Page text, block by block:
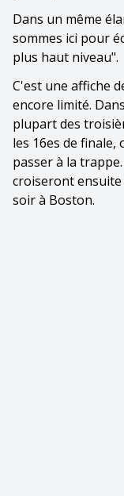
Dans un même
sommes ici pour
plus haut niveau".
C'est une affiche
encore limité.
plupart des
les 16es de
passer à la
croiseront ensuite
soir à Boston.